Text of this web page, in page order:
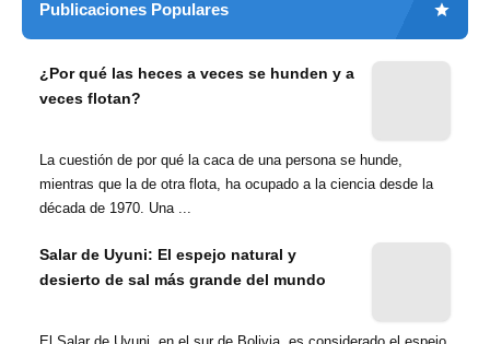
Publicaciones Populares
¿Por qué las heces a veces se hunden y a
veces flotan?
La cuestión de por qué la caca de una persona se hunde,
mientras que la de otra flota, ha ocupado a la ciencia desde la
década de 1970. Una ...
Salar de Uyuni: El espejo natural y
desierto de sal más grande del mundo